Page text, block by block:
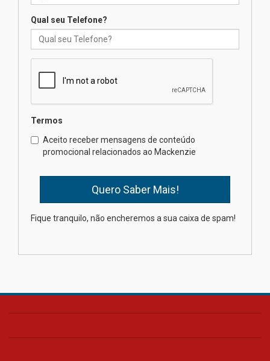
Professora do Mackenzie é
finalista do Prêmio Jabuti com
04.08.2026
internacionais
03.08.2026
Oncologista do HUEM ressalta
importância da prevenção e
diagnóstico precoce do câncer
de pulmão
Qual seu Telefone?
Termos
Aceito receber mensagens de conteúdo
promocional relacionados ao Mackenzie
Fique tranquilo, não encheremos a sua caixa de spam!